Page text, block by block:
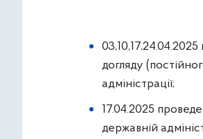
догляду
адміністрації;
17.04.2025
державній